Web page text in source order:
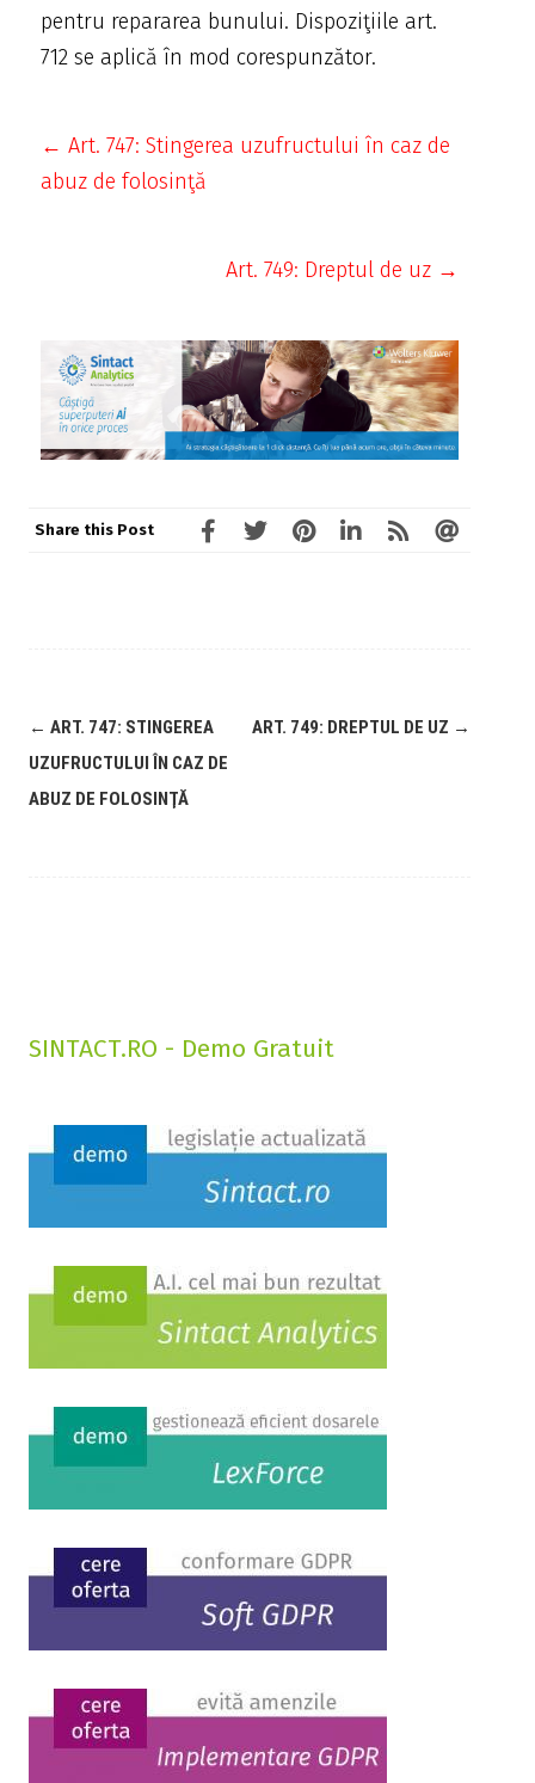
pentru repararea bunului. Dispoziţiile art.
712 se aplică în mod corespunzător.
← Art. 747: Stingerea uzufructului în caz de
abuz de folosinţă
Art. 749: Dreptul de uz →
Share this Post
← ART. 747: STINGEREA
UZUFRUCTULUI ÎN CAZ DE
ABUZ DE FOLOSINŢĂ
ART. 749: DREPTUL DE UZ →
SINTACT.RO - Demo Gratuit